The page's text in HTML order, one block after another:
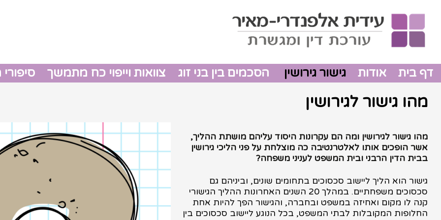
דף בית אודות גישור גירושין הסכמים בין בני זוג צוואות וייפוי כח מתמשך
צוואות
מהו גישור לגירושין
מהו גישור לגירושין ומה הם עקרונות היסוד עליהם מושתת ההליך,
אשר הופכים אותו לאלטרנטיבה כה מוצלחת על פני הליכי גירושין
בבית הדין הרבני ובית המשפט לעניני משפחה?
גישור הוא הליך ליישוב סכסוכים בתחומים שונים, וביניהם גם
סכסוכים משפחתיים. במהלך 20 השנים האחרונות ההליך הגישורי
קנה לו מקום ואחיזה במשפט ובחברה, והגישור הפך להיות אחת
החלופות המקובלות לבתי המשפט, בכל הנוגע ליישוב סכסוכים בין